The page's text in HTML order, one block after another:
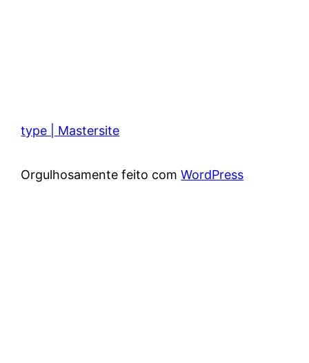
type | Mastersite
Orgulhosamente feito comWordPress